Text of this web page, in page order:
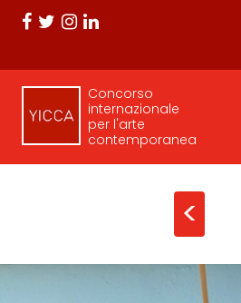
Concorso
internazionale
per l'arte
contemporanea
<